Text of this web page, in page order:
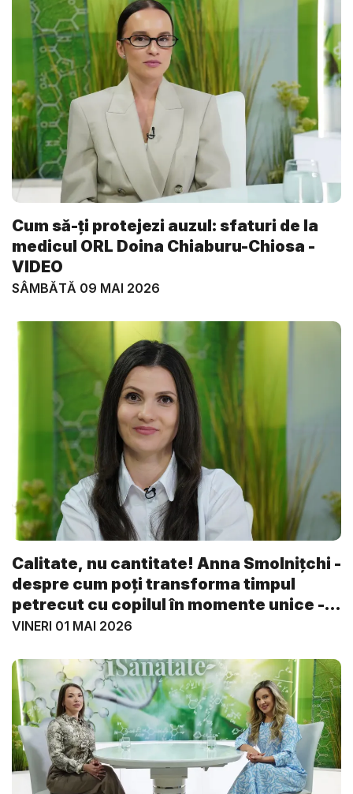
Cum să-ți protejezi auzul: sfaturi de la
medicul ORL Doina Chiaburu-Chiosa -
VIDEO
SÂMBĂTĂ 09 MAI 2026
Calitate, nu cantitate! Anna Smolnițchi -
despre cum poți transforma timpul
petrecut cu copilul în momente unice -
...
VINERI 01 MAI 2026